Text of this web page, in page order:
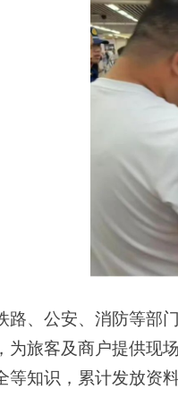
公安、消防等部门
为旅客及商户提供现
等知识，累计发放资